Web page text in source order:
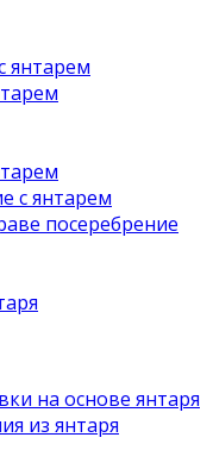
янтарем
с янтарем
посеребрение
на основе янтаря
из янтаря